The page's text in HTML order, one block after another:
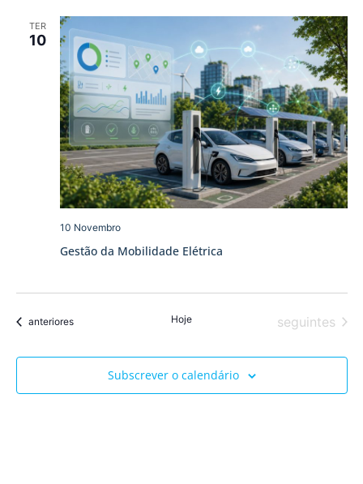
TER
10
Gestão da Mobilidade Elétrica
10 Novembro
Eventos
anteriores Hoje Eventos
seguintes
Subscrever o calendário